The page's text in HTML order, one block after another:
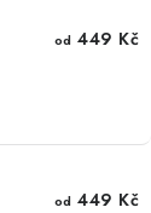
od 449 Kč
od 449 Kč